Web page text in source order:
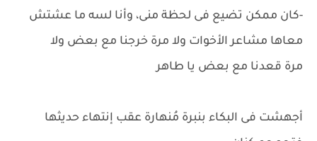
-كان ممكن تضيع فى لحظة منى، وأنا لسه ما عشتش
معاها مشاعر الأخوات ولا مرة خرجنا مع بعض ولا
مرة قعدنا مع بعض يا طاهر
أجهشت فى البكاء بنبرة مُنهارة عقب إنتهاء حديثها